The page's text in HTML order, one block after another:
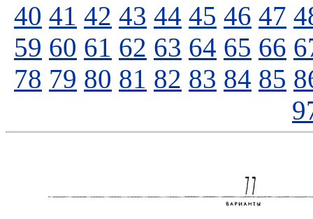
40 41 42 43 44 45 46 47
59 60 61 62 63 64 65 66
78 79 80 81 82 83 84 85